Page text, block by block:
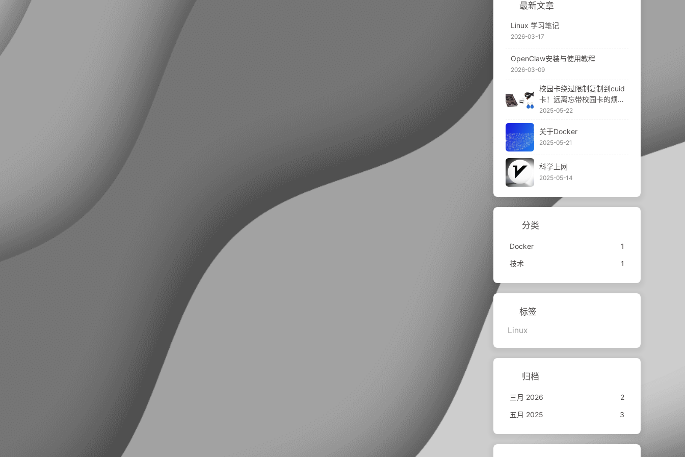
最新文章
Linux 学习笔记
2026-03-17
OpenClaw安装与使用教程
2026-03-09
校园卡绕过限制复制到cuid
卡！远离忘带校园卡的烦
恼，部分设备（小米手环
2025-05-22
关于Docker
2025-05-21
科学上网
2025-05-14
分类
Docker
1
技术
1
标签
Linux
归档
三月 2026
2
五月 2025
3